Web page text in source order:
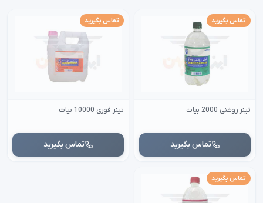
تماس بگیرید
تینر روغنی 2000 بیات
تماس بگیرید
تماس بگیرید
تینر فوری 10000 بیات
تماس بگیرید
تماس بگیرید